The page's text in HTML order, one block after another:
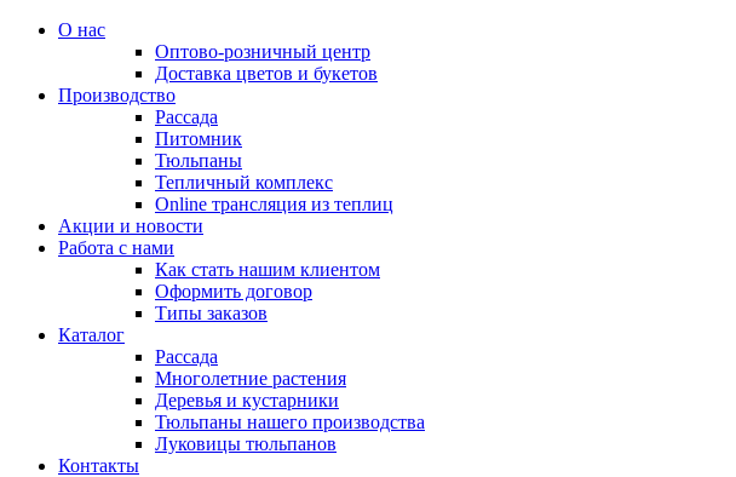
О нас
Оптово-розничный центр
Доставка цветов и букетов
Производство
Рассада
Питомник
Тюльпаны
Тепличный комплекс
Online трансляция из теплиц
Акции и новости
Работа с нами
Как стать нашим клиентом
Оформить договор
Типы заказов
Каталог
Рассада
Многолетние растения
Деревья и кустарники
Тюльпаны нашего производства
Луковицы тюльпанов
Контакты